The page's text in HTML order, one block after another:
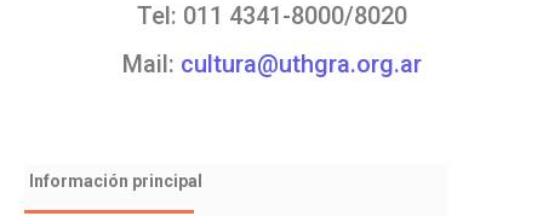
Tel: 011 4341-8000/8020
Mail: cultura@uthgra.org.ar
Información principal